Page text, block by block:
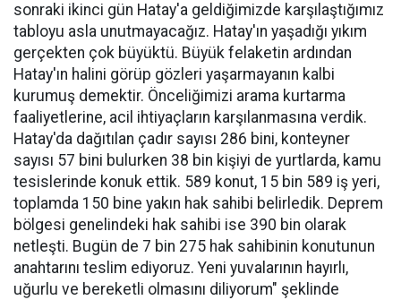
sonraki ikinci gün Hatay'a geldiğimizde karşılaştığımız
tabloyu asla unutmayacağız. Hatay'ın yaşadığı yıkım
gerçekten çok büyüktü. Büyük felaketin ardından
Hatay'ın halini görüp gözleri yaşarmayanın kalbi
kurumuş demektir. Önceliğimizi arama kurtarma
faaliyetlerine, acil ihtiyaçların karşılanmasına verdik.
Hatay'da dağıtılan çadır sayısı 286 bini, konteyner
sayısı 57 bini bulurken 38 bin kişiyi de yurtlarda, kamu
tesislerinde konuk ettik. 589 konut, 15 bin 589 iş yeri,
toplamda 150 bine yakın hak sahibi belirledik. Deprem
bölgesi genelindeki hak sahibi ise 390 bin olarak
netleşti. Bugün de 7 bin 275 hak sahibinin konutunun
anahtarını teslim ediyoruz. Yeni yuvalarının hayırlı,
uğurlu ve bereketli olmasını diliyorum" şeklinde